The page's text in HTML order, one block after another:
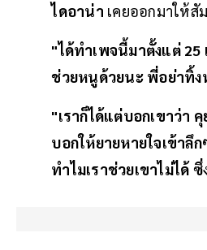
ไดอาน่า เคยออกมาให้สั
"ได้ทำเพจนี้มาตั้งแต่
ช่วยหนูด้วยนะ พี่อย่าทิ้ง
"เราก็ได้แต่บอกเขาว่า
บอกให้ยายหายใจเข้าลึ
ทำไมเราช่วยเขาไม่ได้